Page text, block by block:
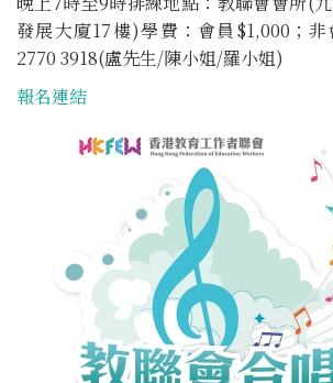
發展大廈17樓)學費：會員$1,000；非
2770 3918(盧先生/陳小姐/羅小姐)
報名連結